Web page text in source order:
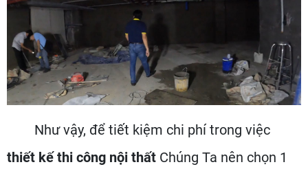
Như vậy, để tiết kiệm chi phí trong việc
thiết kế thi công nội thất Chúng Ta nên chọn 1